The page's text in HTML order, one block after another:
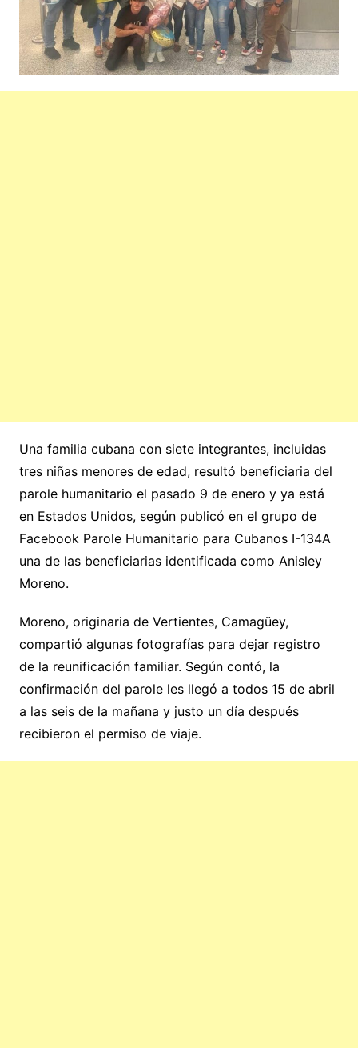
Una familia cubana con siete integrantes, incluidas
tres niñas menores de edad, resultó beneficiaria del
parole humanitario el pasado 9 de enero y ya está
en Estados Unidos, según publicó en el grupo de
Facebook Parole Humanitario para Cubanos I-134A
una de las beneficiarias identificada como Anisley
Moreno.
Moreno, originaria de Vertientes, Camagüey,
compartió algunas fotografías para dejar registro
de la reunificación familiar. Según contó, la
confirmación del parole les llegó a todos 15 de abril
a las seis de la mañana y justo un día después
recibieron el permiso de viaje.